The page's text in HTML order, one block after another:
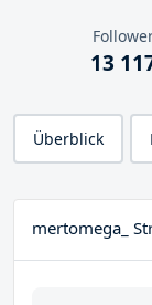
13
Überblick
mertomega_